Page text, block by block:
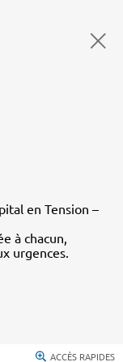
en Tension –
à chacun,
urgences.
ACCÈS RAPIDES